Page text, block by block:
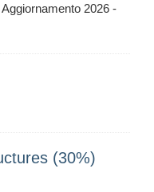
2026 -
(30%)